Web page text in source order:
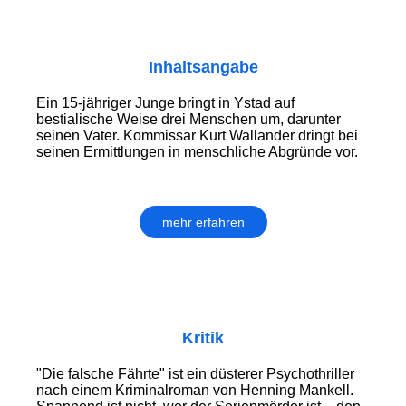
Inhaltsangabe
Ein 15-jähriger Junge bringt in Ystad auf
bestialische Weise drei Menschen um, darunter
seinen Vater. Kommissar Kurt Wallander dringt bei
seinen Ermittlungen in menschliche Abgründe vor.
mehr erfahren
Kritik
"Die falsche Fährte" ist ein düsterer Psychothriller
nach einem Kriminalroman von Henning Mankell.